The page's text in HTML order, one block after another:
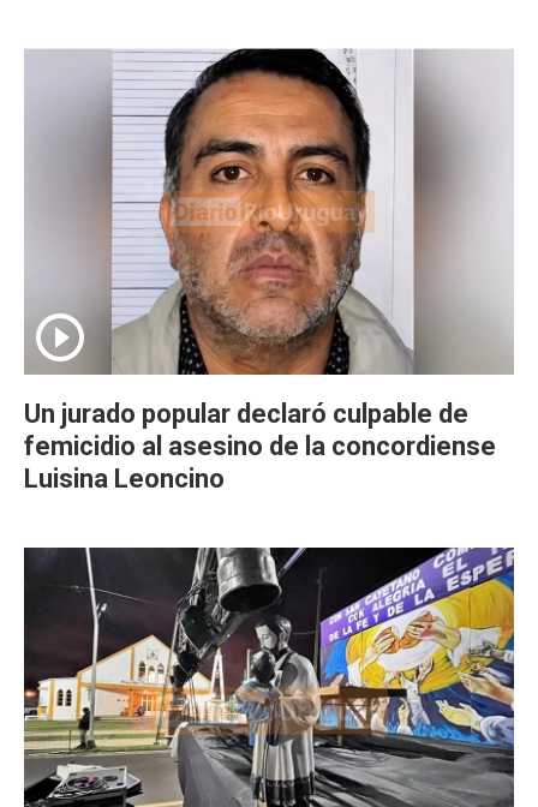
Un jurado popular declaró culpable de
femicidio al asesino de la concordiense
Luisina Leoncino